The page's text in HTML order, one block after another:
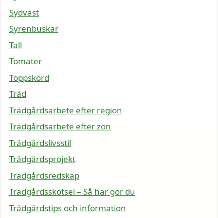
Sydväst
Syrenbuskar
Tall
Tomater
Toppskörd
Träd
Trädgårdsarbete efter region
Trädgårdsarbete efter zon
Trädgårdslivsstil
Trädgårdsprojekt
Trädgårdsredskap
Trädgårdsskötsel – Så här gör du
Trädgårdstips och information